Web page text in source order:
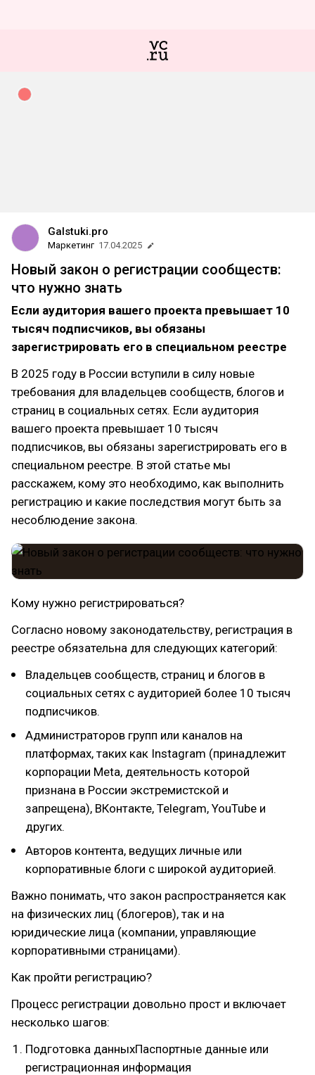
Galstuki.pro
Маркетинг 17.04.2025
Новый закон о регистрации сообществ:
что нужно знать
Если аудитория вашего проекта превышает 10
тысяч подписчиков, вы обязаны
зарегистрировать его в специальном реестре
В 2025 году в России вступили в силу новые
требования для владельцев сообществ, блогов и
страниц в социальных сетях. Если аудитория
вашего проекта превышает 10 тысяч
подписчиков, вы обязаны зарегистрировать его в
специальном реестре. В этой статье мы
расскажем, кому это необходимо, как выполнить
регистрацию и какие последствия могут быть за
несоблюдение закона.
Кому нужно регистрироваться?
Согласно новому законодательству, регистрация в
реестре обязательна для следующих категорий:
Владельцев сообществ, страниц и блогов в
социальных сетях с аудиторией более 10 тысяч
подписчиков.
Администраторов групп или каналов на
платформах, таких как Instagram (принадлежит
корпорации Meta, деятельность которой
признана в России экстремистской и
запрещена), ВКонтакте, Telegram, YouTube и
других.
Авторов контента, ведущих личные или
корпоративные блоги с широкой аудиторией.
Важно понимать, что закон распространяется как
на физических лиц (блогеров), так и на
юридические лица (компании, управляющие
корпоративными страницами).
Как пройти регистрацию?
Процесс регистрации довольно прост и включает
несколько шагов:
Подготовка данныхПаспортные данные или
регистрационная информация